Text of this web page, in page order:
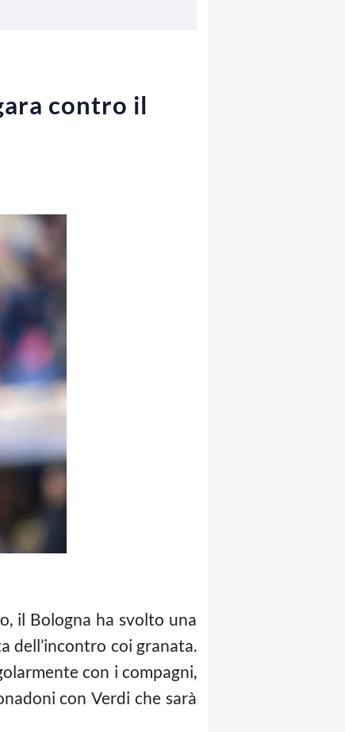
contro il
il Bologna ha svolto una
dell’incontro coi granata.
con i compagni,
con Verdi che sarà